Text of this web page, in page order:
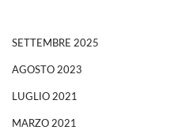
SETTEMBRE 2025
AGOSTO 2023
LUGLIO 2021
MARZO 2021